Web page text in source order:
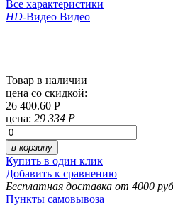
Все характеристики
HD-Видео Видео
Товар в наличии
цена со скидкой:
26 400.60 Р
цена: 29 334 Р
в корзину
Купить в один клик
Добавить к сравнению
Бесплатная доставка от 4000
Пункты самовывоза